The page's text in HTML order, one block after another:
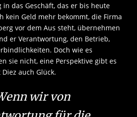
das Geschäft, das er bis heute
kein Geld mehr bekommt, die Firma
vor dem Aus steht, übernehmen
er Verantwortung, den Betrieb,
Doch wie es
sie nicht, eine Perspektive gibt es
auch Glück.
wir von